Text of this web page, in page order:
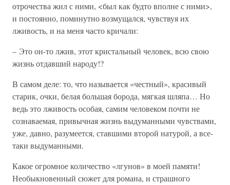
отрочества жил с ними, <был как будто вполне с ними>,
и постоянно, поминутно возмущался, чувствуя их
лживость, и на меня часто кричали:
– Это он-то лжив, этот кристальный человек, всю свою
жизнь отдавший народу!?
В самом деле: то, что называется «честный», красивый
старик, очки, белая большая борода, мягкая шляпа… Но
ведь это лживость особая, самим человеком почти не
сознаваемая, привычная жизнь выдуманными чувствами,
уже, давно, разумеется, ставшими второй натурой, а все-
таки выдуманными.
Какое огромное количество «лгунов» в моей памяти!
Необыкновенный сюжет для романа, и страшного